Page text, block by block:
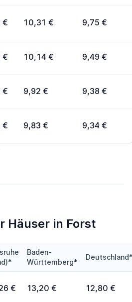
€ 10,31 € 9,75 €
€ 10,14 € 9,49 €
€ 9,92 € 9,38 €
€ 9,83 € 9,34 €
Häuser in Forst
Baden-
Württemberg*
€ 13,20 € 12,80 €